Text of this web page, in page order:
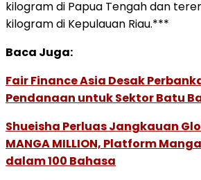
kilogram di Papua Tengah dan
kilogram di Kepulauan Riau.***
Baca Juga:
Fair Finance Asia Desak
Pendanaan untuk Sektor Batu
Shueisha Perluas Jangkauan
MANGA MILLION, Platform
dalam 100 Bahasa